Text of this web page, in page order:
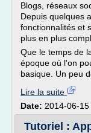
Blogs, réseaux
Depuis quelques
fonctionnalités et
plus en plus
Que le temps de
époque où l'on
basique. Un peu
Lire la suite
Date: 2014-06-
Tutoriel :